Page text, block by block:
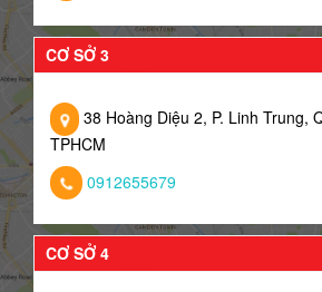
CƠ SỞ 3
38 Hoàng Diệu 2, P. Linh Trung,
TPHCM
0912655679
CƠ SỞ 4